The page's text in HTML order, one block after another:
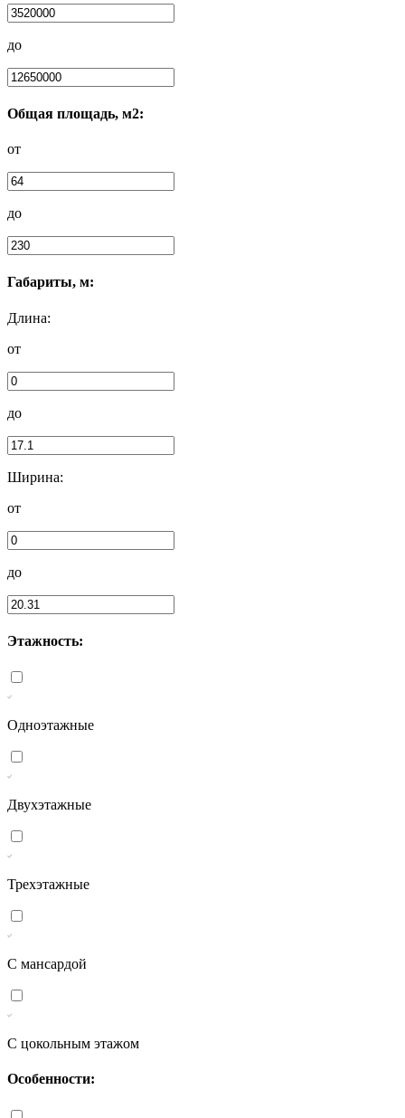
до
Общая площадь, м2:
от
до
Габариты, м:
Длина:
от
до
Ширина:
от
до
Этажность:
Одноэтажные
Двухэтажные
Трехэтажные
С мансардой
С цокольным этажом
Особенности: